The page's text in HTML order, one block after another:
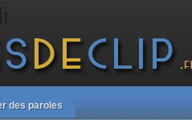
des paroles